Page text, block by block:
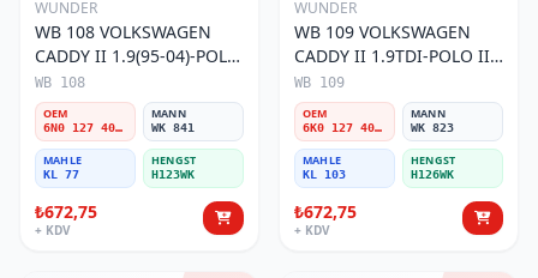
WUNDER
WB 108 VOLKSWAGEN
CADDY II 1.9(95-04)-POLO
III 1.9TDI 6N0 127 401 C
Yakıt/Mazot Filtresi
WB 108
OEM
6N0 127 401 C
MANN
WK 841
MAHLE
KL 77
HENGST
H123WK
₺672,75
+ KDV
WUNDER
WB 109 VOLKSWAGEN
CADDY II 1.9TDI-POLO III
1.9TDI 6K0 127 401 G
Yakıt/Mazot Filtresi
WB 109
OEM
6K0 127 401 G
MANN
WK 823
MAHLE
KL 103
HENGST
H126WK
₺672,75
+ KDV